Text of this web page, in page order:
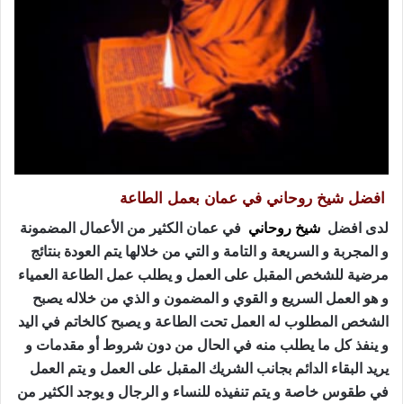
افضل شيخ روحاني في عمان بعمل الطاعة
لدى افضل شيخ روحاني في عمان الكثير من الأعمال المضمونة
و المجربة و السريعة و التامة و التي من خلالها يتم العودة بنتائج
مرضية للشخص المقبل على العمل و يطلب عمل الطاعة العمياء
و هو العمل السريع و القوي و المضمون و الذي من خلاله يصبح
الشخص المطلوب له العمل تحت الطاعة و يصبح كالخاتم في اليد
و ينفذ كل ما يطلب منه في الحال من دون شروط أو مقدمات و
يريد البقاء الدائم بجانب الشريك المقبل على العمل و يتم العمل
في طقوس خاصة و يتم تنفيذه للنساء و الرجال و يوجد الكثير من